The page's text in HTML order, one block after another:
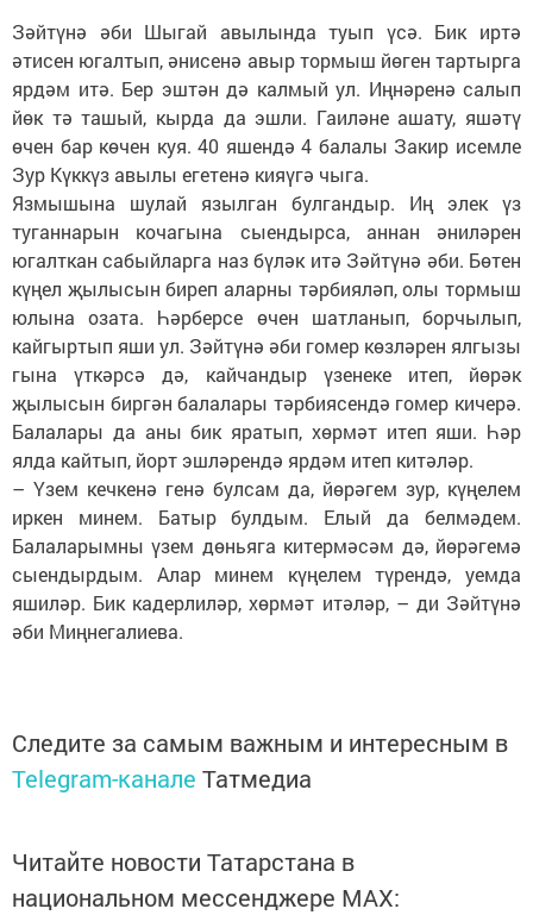
Зәйтүнә әби Шыгай авылында туып үсә. Бик иртә
әтисен югалтып, әнисенә авыр тормыш йөген тартырга
ярдәм итә. Бер эштән дә калмый ул. Иңнәренә салып
йөк тә ташый, кырда да эшли. Гаиләне ашату, яшәтү
өчен бар көчен куя. 40 яшендә 4 балалы Закир исемле
Зур Күккүз авылы егетенә кияүгә чыга.
Язмышына шулай язылган булгандыр. Иң элек үз
туганнарын кочагына сыендырса, аннан әниләрен
югалткан сабыйларга наз бүләк итә Зәйтүнә әби. Бөтен
күңел җылысын биреп аларны тәрбияләп, олы тормыш
юлына озата. Һәрберсе өчен шатланып, борчылып,
кайгыртып яши ул. Зәйтүнә әби гомер көзләрен ялгызы
гына үткәрсә дә, кайчандыр үзенеке итеп, йөрәк
җылысын биргән балалары тәрбиясендә гомер кичерә.
Балалары да аны бик яратып, хөрмәт итеп яши. Һәр
ялда кайтып, йорт эшләрендә ярдәм итеп китәләр.
– Үзем кечкенә генә булсам да, йөрәгем зур, күңелем
иркен минем. Батыр булдым. Елый да белмәдем.
Балаларымны үзем дөньяга китермәсәм дә, йөрәгемә
сыендырдым. Алар минем күңелем түрендә, уемда
яшиләр. Бик кадерлиләр, хөрмәт итәләр, – ди Зәйтүнә
әби Миңнегалиева.
Следите за самым важным и интересным в
Telegram-канале Татмедиа
Читайте новости Татарстана в
национальном мессенджере MАХ: